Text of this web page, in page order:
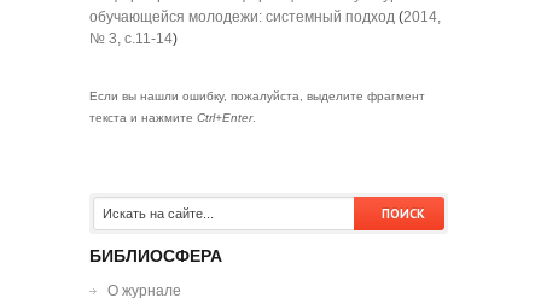
обучающейся молодежи: системный подход (2014,
№ 3, с.11-14)
Если вы нашли ошибку, пожалуйста, выделите фрагмент
текста и нажмите Ctrl+Enter.
БИБЛИОСФЕРА
О журнале